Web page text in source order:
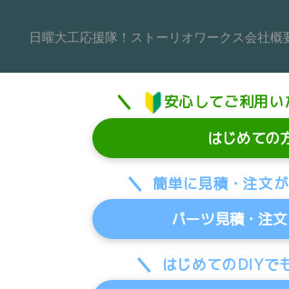
日曜大工応援隊！ ストーリオワークス会社概
安心してご利用
はじめての
簡単に見積・注文
パーツ見積・注
はじめてのDIYで